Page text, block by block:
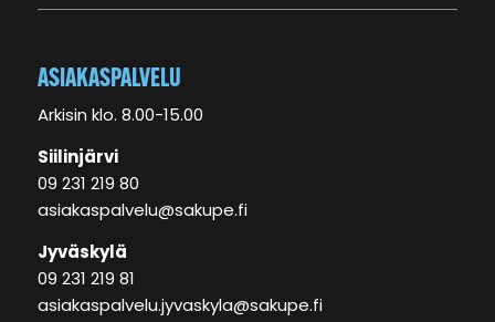
ASIAKASPALVELU
Arkisin klo. 8.00-15.00
Siilinjärvi
09 231 219 80
asiakaspalvelu@sakupe.fi
Jyväskylä
09 231 219 81
asiakaspalvelu.jyvaskyla@sakupe.fi